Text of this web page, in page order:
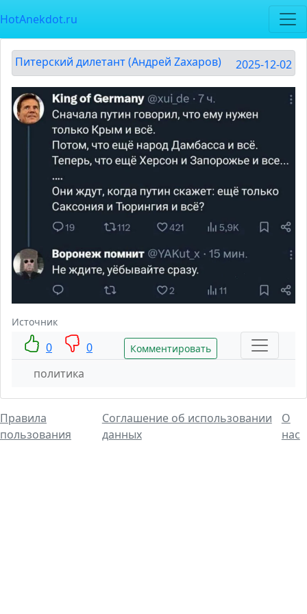
HotAnekdot.ru
Питерский дилетант (Андрей Zахаров) 2025-12-02
Источник
0 0 Комментировать
политика
Правила
пользования
Соглашение об использовании
данных
О
нас